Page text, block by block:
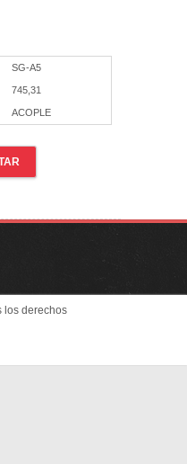
SG-A5
745,31
ACOPLE
los derechos